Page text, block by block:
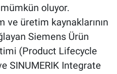
oluyor.
üretim kaynaklarının
Siemens Ürün
(Product Lifecycle
SINUMERIK Integrate